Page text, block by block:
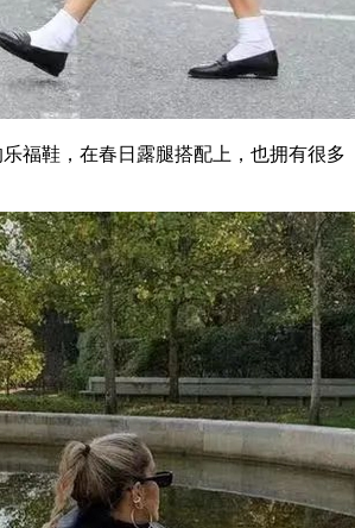
鞋，在春日露腿搭配上，也拥有很多